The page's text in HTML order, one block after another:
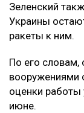
Зеленский
Украины
ракеты к ним.
По его словам,
вооружениями
оценки работы
июне.